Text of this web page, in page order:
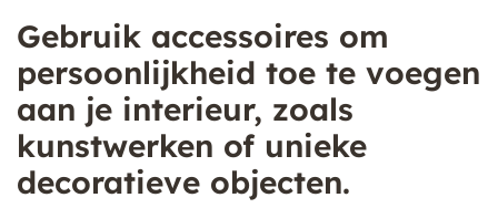
Gebruik accessoires om
persoonlijkheid toe te voegen
aan je interieur, zoals
kunstwerken of unieke
decoratieve objecten.